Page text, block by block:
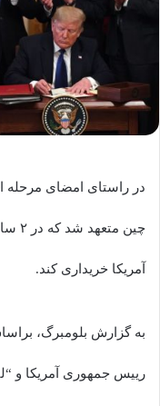
در راستای امضای مرحله
آمریکا خریداری کند.
به گزارش بلومبرگ،
رییس جمهوری آمریکا و